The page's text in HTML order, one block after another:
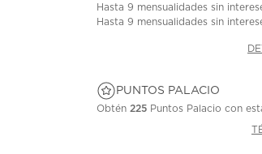
Hasta9 mensualidades sin
Hasta9 mensualidades sin
PUNTOS PALACIO
Obtén 225 Puntos Palacio con